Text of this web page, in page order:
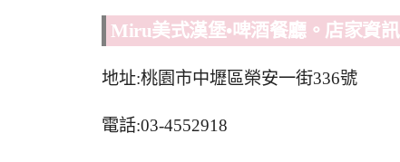
Miru美式漢堡•啤酒餐廳。店家資訊
地址:桃園市中壢區榮安一街336號
電話:03-4552918